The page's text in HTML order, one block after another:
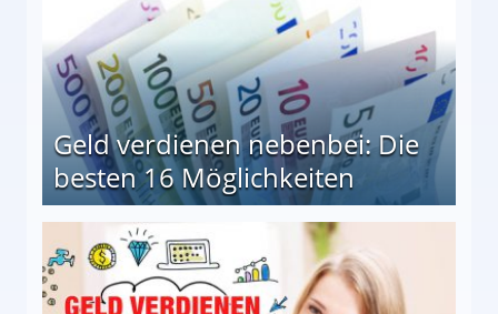
Geld verdienen nebenbei: Die
besten 16 Möglichkeiten